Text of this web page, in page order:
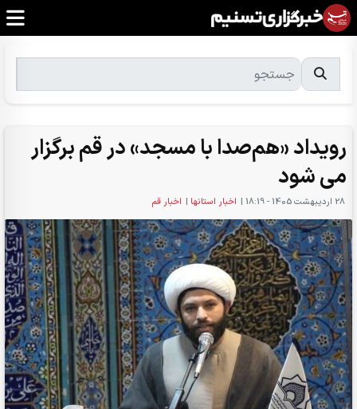
رویداد «هم‌صدا با مسجد» در قم برگزار
می شود
28 ارديبهشت 1405 - 18:19 | اخبار استانها | اخبار قم